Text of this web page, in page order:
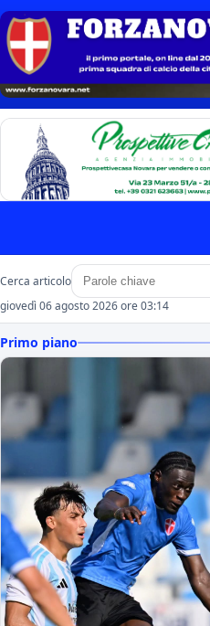
Cerca articolo
giovedì 06 agosto 2026 ore 03:14
Primo piano